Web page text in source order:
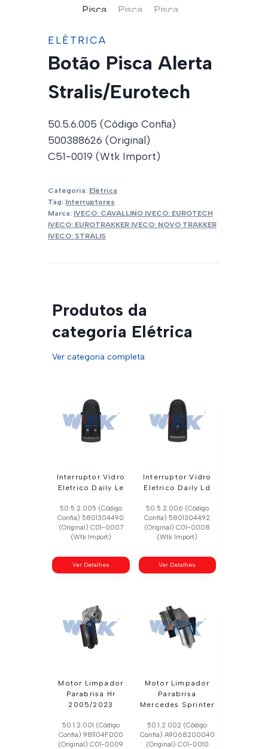
ELÉTRICA
Botão Pisca Alerta
Stralis/Eurotech
50.5.6.005 (Código Confia)
500388626 (Original)
C51-0019 (Wtk Import)
Categoria: Elétrica
Tag: Interruptores
Marca: IVECO: CAVALLINO IVECO: EUROTECH
IVECO: EUROTRAKKER IVECO: NOVO TRAKKER
IVECO: STRALIS
Produtos da
categoria Elétrica
Ver categoria completa
Interruptor Vidro
Eletrico Daily Le
50.5.2.005 (Código
Confia) 5801304490
(Original) C01-0007
(Wtk Import)
Ver Detalhes
Interruptor Vidro
Eletrico Daily Ld
50.5.2.006 (Código
Confia) 5801304492
(Original) C01-0008
(Wtk Import)
Ver Detalhes
Motor Limpador
Parabrisa Hr
2005/2023
50.1.2.001 (Código
Confia) 981104F000
(Original) C01-0009
Motor Limpador
Parabrisa
Mercedes Sprinter
50.1.2.002 (Código
Confia) A9068200040
(Original) C01-0010